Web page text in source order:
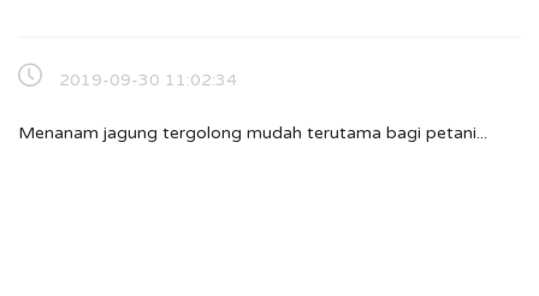
2019-09-30 11:02:34
Menanam jagung tergolong mudah terutama bagi petani...